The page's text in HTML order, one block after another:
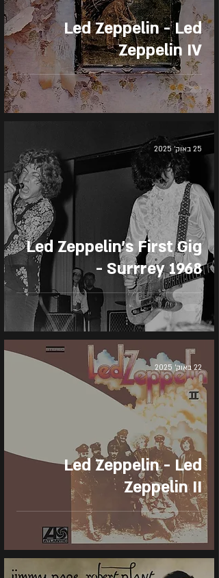
Led Zeppelin - Led
Zeppelin IV
Led Zeppelin's First Gig
- Surrrey 1968
25 באוק׳ 2025
Led Zeppelin - Led
Zeppelin II
22 באוק׳ 2025